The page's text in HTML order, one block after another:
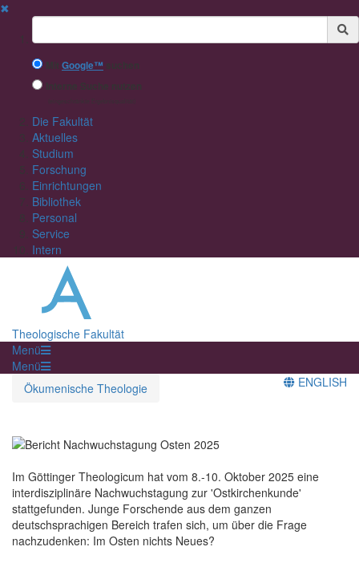
✖
Suchbegriff
Mit Google™ suchen
Interne Suche nutzen
Die Fakultät
Aktuelles
Studium
Forschung
Einrichtungen
Bibliothek
Personal
Service
Intern
Theologische Fakultät
Menü
Menü
Ökumenische Theologie
ENGLISH
Im Göttinger Theologicum hat vom 8.-10. Oktober 2025 eine
interdisziplinäre Nachwuchstagung zur 'Ostkirchenkunde'
stattgefunden. Junge Forschende aus dem ganzen
deutschsprachigen Bereich trafen sich, um über die Frage
nachzudenken: Im Osten nichts Neues?